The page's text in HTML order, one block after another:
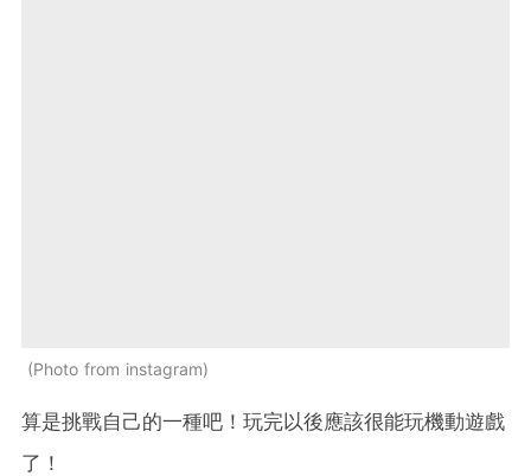
Photo from instagram
算是挑戰自己的一種吧！玩完以後應該很能玩機動遊戲
了！